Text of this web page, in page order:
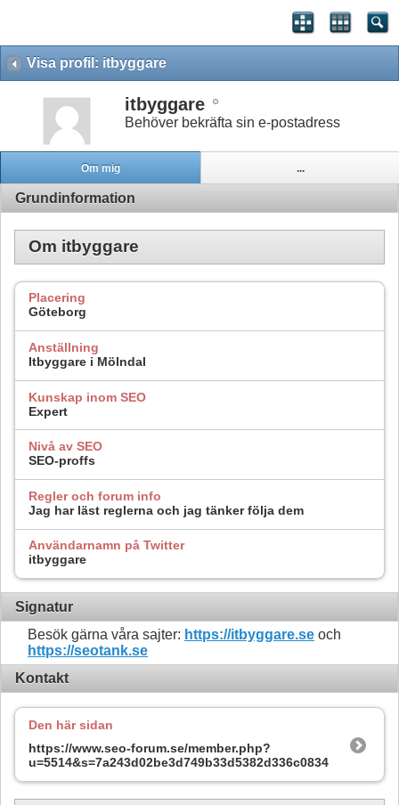
Visa profil: itbyggare
itbyggare
Behöver bekräfta sin e-postadress
Om mig ...
Grundinformation
Om itbyggare
Placering
Göteborg
Anställning
Itbyggare i Mölndal
Kunskap inom SEO
Expert
Nivå av SEO
SEO-proffs
Regler och forum info
Jag har läst reglerna och jag tänker följa dem
Användarnamn på Twitter
itbyggare
Signatur
Besök gärna våra sajter: https://itbyggare.se och
https://seotank.se
Kontakt
Den här sidan
https://www.seo-forum.se/member.php?
u=5514&s=7a243d02be3d749b33d5382d336c0834